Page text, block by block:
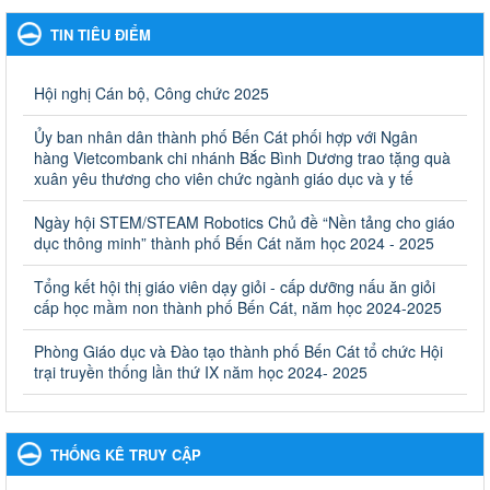
Giáo dục và Đào tạo thành phố Bến Cát
Kế hoạch Phổ biến, giáo dục pháp luật năm 2025 của ngành
Ngày ban hành: 28/02/2025
Quyết định công bố thủ tục hành chính bị bãi bỏ trong lĩnh
vực giáo dục đào tạo thuộc hệ giáo dục quốc dân và cơ sở
giáo dục khác thuộc thẩm quyền giải quyết của Sở Giáo dục
và Đào tạo, Ủy ban nhân dân cấp huyện
Quyết định công bố thủ tục hành chính bị bãi bỏ trong lĩnh vực
giáo dục đào tạo thuộc hệ giáo dục quốc dân và cơ sở giáo dục
khác thuộc thẩm quyền giải quyết của Sở Giáo dục và Đào tạo,
Ủy ban nhân dân cấp huyện
Ngày ban hành: 30/09/2024
Hướng dẫn thực hiện nhiệm vụ giáo dục tiểu học năm học
2024-2025
Hướng dẫn thực hiện nhiệm vụ giáo dục tiểu học năm học 2024-
2025
Ngày ban hành: 26/09/2024
TIN TIÊU ĐIỂM
Hội nghị Cán bộ, Công chức 2025
Ủy ban nhân dân thành phố Bến Cát phối hợp với Ngân
hàng Vietcombank chi nhánh Bắc Bình Dương trao tặng quà
xuân yêu thương cho viên chức ngành giáo dục và y tế
Ngày hội STEM/STEAM Robotics Chủ đề “Nền tảng cho giáo
dục thông minh” thành phố Bến Cát năm học 2024 - 2025
Tổng kết hội thị giáo viên dạy giỏi - cấp dưỡng nấu ăn giỏi
cấp học mầm non thành phố Bến Cát, năm học 2024-2025
Phòng Giáo dục và Đào tạo thành phố Bến Cát tổ chức Hội
trại truyền thống lần thứ IX năm học 2024- 2025
THỐNG KÊ TRUY CẬP